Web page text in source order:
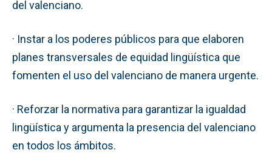
del valenciano.
· Instar a los poderes públicos para que elaboren
planes transversales de equidad lingüística que
fomenten el uso del valenciano de manera urgente.
· Reforzar la normativa para garantizar la igualdad
lingüística y argumenta la presencia del valenciano
en todos los ámbitos.